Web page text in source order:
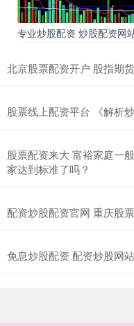
专业炒股配资 炒股配资网
北京股票配资开户 股指期
股票线上配资平台 《解析
股票配资来大 富裕家庭一
家达到标准了吗？
配资炒股配资官网 重庆股
免息炒股配资 配资炒股网